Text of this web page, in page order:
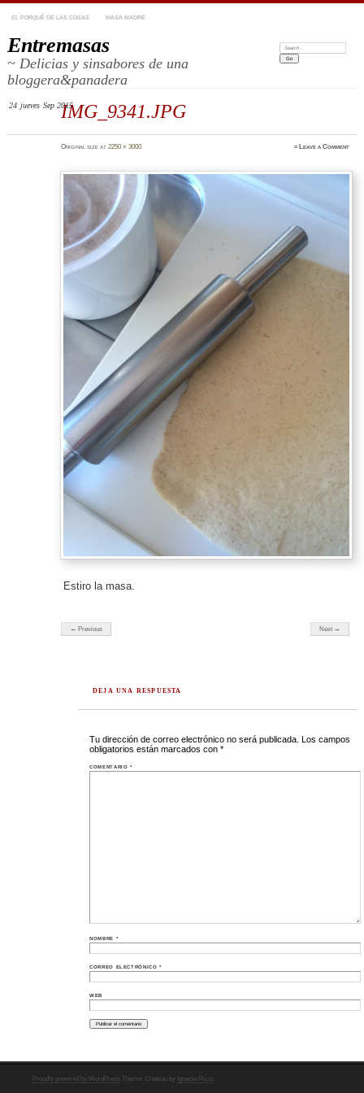
EL PORQUÉ DE LAS COSAS MASA MADRE
Entremasas
~ Delicias y sinsabores de una
bloggera&panadera
Search:
IMG_9341.JPG
24 jueves Sep 2015
Original size at 2250 × 3000 ≈ Leave a Comment
Estiro la masa.
← Previous Next →
DEJA UNA RESPUESTA
Tu dirección de correo electrónico no será publicada.
Los campos
obligatorios están marcados con*
COMENTARIO*
NOMBRE *
CORREO ELECTRÓNICO*
WEB
Proudly powered by WordPress Theme: Chateau by Ignacio Ricci